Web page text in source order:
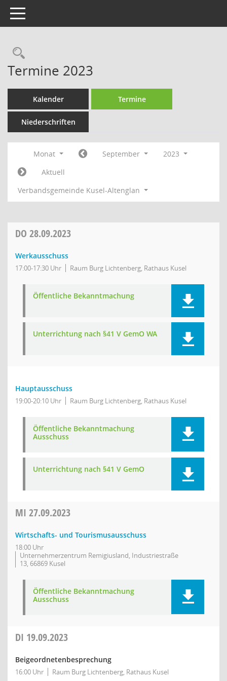
Toggle navigation
Rechercheauswahl
Termine 2023
Kalender Termine
Niederschriften
Monat September
2023
Aktuell
Verbandsgemeinde Kusel-Altenglan
DO 28.09.2023
Werkausschuss
17:00-17:30 Uhr Raum Burg Lichtenberg, Rathaus Kusel
Öffentliche Bekanntmachung
Unterrichtung nach §41 V GemO WA
Hauptausschuss
19:00-20:10 Uhr Raum Burg Lichtenberg, Rathaus Kusel
Öffentliche Bekanntmachung
Ausschuss
Unterrichtung nach §41 V GemO
MI 27.09.2023
Wirtschafts- und Tourismusausschuss
18:00 Uhr
Unternehmerzentrum Remigiusland, Industriestraße
13, 66869 Kusel
Öffentliche Bekanntmachung
Ausschuss
DI 19.09.2023
Beigeordnetenbesprechung
16:00 Uhr Raum Burg Lichtenberg, Rathaus Kusel